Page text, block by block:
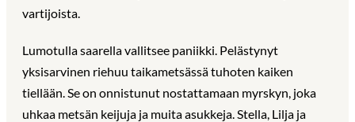
vartijoista.
Lumotulla saarella vallitsee paniikki. Pelästynyt
yksisarvinen riehuu taikametsässä tuhoten kaiken
tiellään. Se on onnistunut nostattamaan myrskyn, joka
uhkaa metsän keijuja ja muita asukkeja. Stella, Lilja ja